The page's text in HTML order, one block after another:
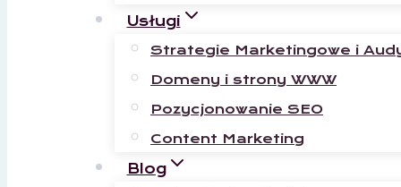
Usługi
Strategie Marketingowe i
Domeny i strony WWW
Pozycjonowanie SEO
Content Marketing
Blog